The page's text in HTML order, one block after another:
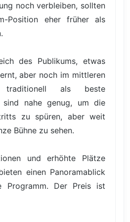
noch verbleiben, sollten
Position eher früher als
des Publikums, etwas
aber noch im mittleren
als beste
sind nahe genug, um die
zu spüren, aber weit
Bühne zu sehen.
und erhöhte Plätze
einen Panoramablick
Programm. Der Preis ist